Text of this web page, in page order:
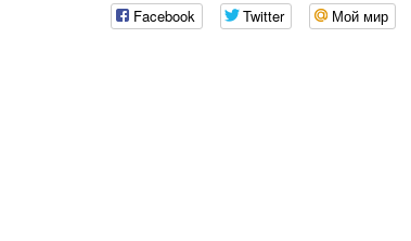
Facebook Twitter Мой мир